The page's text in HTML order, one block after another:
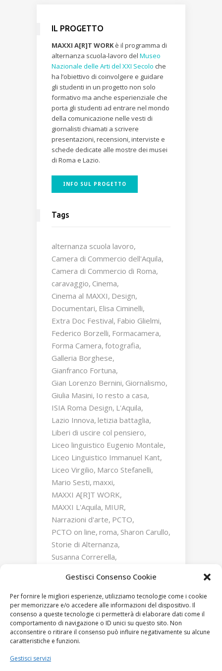
Gestisci Consenso Cookie
Per fornire le migliori esperienze, utilizziamo tecnologie come i cookie
per memorizzare e/o accedere alle informazioni del dispositivo. Il
consenso a queste tecnologie ci permetterà di elaborare dati come il
comportamento di navigazione o ID unici su questo sito. Non
acconsentire o ritirare il consenso può influire negativamente su alcune
caratteristiche e funzioni.
Gestisci servizi
IL PROGETTO
MAXXI A[R]T WORKè il programma di
alternanza scuola-lavoro del Museo
Nazionale delle Arti del XXI Secolo che
ha l’obiettivo di coinvolgere e guidare
gli studenti in un progetto non solo
formativo ma anche esperienziale che
porta gli studenti ad entrare nel mondo
della comunicazione nelle vesti di
giornalisti chiamati a scrivere
presentazioni, recensioni, interviste e
schede dedicate alle mostre dei musei
di Roma e Lazio.
INFO SUL PROGETTO
Tags
alternanza scuola lavoro
Camera di Commercio dell'Aquila
Camera di Commercio di Roma
caravaggio Cinema
Cinema al MAXXI Design
Documentari Elisa Ciminelli
Extra Doc Festival Fabio Glielmi
Federico Borzelli Formacamera
Forma Camera fotografia
Galleria Borghese
Gianfranco Fortuna
Gian Lorenzo Bernini Giornalismo
Giulia Masini Io resto a casa
ISIA Roma Design L'Aquila
Lazio Innova letizia battaglia
Liberi di uscire col pensiero
Liceo linguistico Eugenio Montale
Liceo Linguistico Immanuel Kant
Liceo Virgilio Marco Stefanelli
Mario Sesti maxxi
MAXXI A[R]T WORK
MAXXI L'Aquila MIUR
Narrazioni d'arte PCTO
PCTO on line roma Sharon Carullo
Storie di Alternanza
Susanna Correrella
William Kentridge Zaha Hadid